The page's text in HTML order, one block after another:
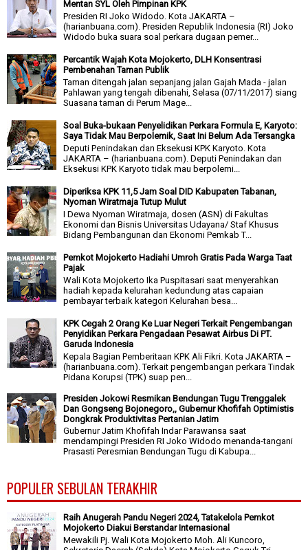
Mentan SYL Oleh Pimpinan KPK
Presiden RI Joko Widodo. Kota JAKARTA –
(harianbuana.com). Presiden Republik Indonesia (RI) Joko
Widodo buka suara soal perkara dugaan pemer...
Percantik Wajah Kota Mojokerto, DLH Konsentrasi
Pembenahan Taman Publik
Taman ditengah jalan sepanjang jalan Gajah Mada - jalan
Pahlawan yang tengah dibenahi, Selasa (07/11/2017) siang
Suasana taman di Perum Mage...
Soal Buka-bukaan Penyelidikan Perkara Formula E, Karyoto:
Saya Tidak Mau Berpolemik, Saat Ini Belum Ada Tersangka
Deputi Penindakan dan Eksekusi KPK Karyoto. Kota
JAKARTA – (harianbuana.com). Deputi Penindakan dan
Eksekusi KPK Karyoto tidak mau berpolemi...
Diperiksa KPK 11,5 Jam Soal DID Kabupaten Tabanan,
Nyoman Wiratmaja Tutup Mulut
I Dewa Nyoman Wiratmaja, dosen (ASN) di Fakultas
Ekonomi dan Bisnis Universitas Udayana/ Staf Khusus
Bidang Pembangunan dan Ekonomi Pemkab T...
Pemkot Mojokerto Hadiahi Umroh Gratis Pada Warga Taat
Pajak
Wali Kota Mojokerto Ika Puspitasari saat menyerahkan
hadiah kepada kelurahan kedundung atas capaian
pembayar terbaik kategori Kelurahan besa...
KPK Cegah 2 Orang Ke Luar Negeri Terkait Pengembangan
Penyidikan Perkara Pengadaan Pesawat Airbus Di PT.
Garuda Indonesia
Kepala Bagian Pemberitaan KPK Ali Fikri. Kota JAKARTA –
(harianbuana.com). Terkait pengembangan perkara Tindak
Pidana Korupsi (TPK) suap pen...
Presiden Jokowi Resmikan Bendungan Tugu Trenggalek
Dan Gongseng Bojonegoro,, Gubernur Khofifah Optimistis
Dongkrak Produktivitas Pertanian Jatim
Gubernur Jatim Khofifah Indar Parawansa saat
mendampingi Presiden RI Joko Widodo menanda-tangani
Prasasti Peresmian Bendungan Tugu di Kabupa...
POPULER SEBULAN TERAKHIR
Raih Anugerah Pandu Negeri 2024, Tatakelola Pemkot
Mojokerto Diakui Berstandar Internasional
Mewakili Pj. Wali Kota Mojokerto Moh. Ali Kuncoro,